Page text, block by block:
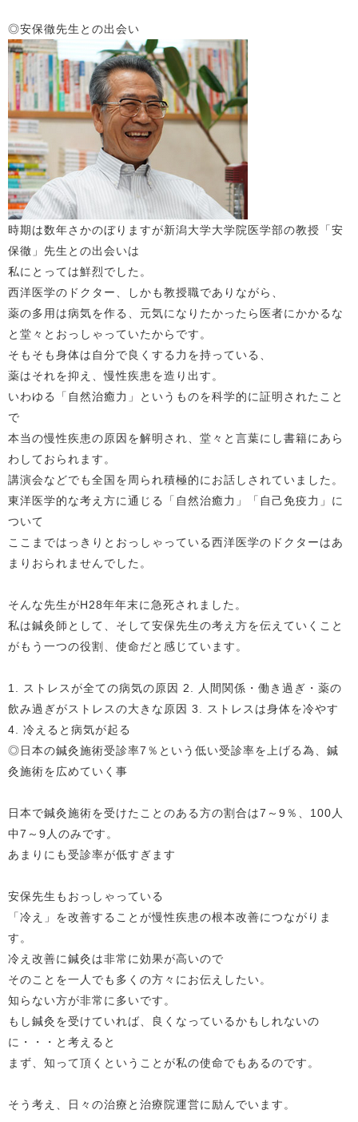
◎安保徹先生との出会い
時期は数年さかのぼりますが新潟大学大学院医学部の教授「安
保徹」先生との出会いは
私にとっては鮮烈でした。
西洋医学のドクター、しかも教授職でありながら、
薬の多用は病気を作る、元気になりたかったら医者にかかるな
と堂々とおっしゃっていたからです。
そもそも身体は自分で良くする力を持っている、
薬はそれを抑え、慢性疾患を造り出す。
いわゆる「自然治癒力」というものを科学的に証明されたこと
で
本当の慢性疾患の原因を解明され、堂々と言葉にし書籍にあら
わしておられます。
講演会などでも全国を周られ積極的にお話しされていました。
東洋医学的な考え方に通じる「自然治癒力」「自己免疫力」に
ついて
ここまではっきりとおっしゃっている西洋医学のドクターはあ
まりおられませんでした。
そんな先生がH28年年末に急死されました。
私は鍼灸師として、そして安保先生の考え方を伝えていくこと
がもう一つの役割、使命だと感じています。
1. ストレスが全ての病気の原因 2. 人間関係・働き過ぎ・薬の
飲み過ぎがストレスの大きな原因 3. ストレスは身体を冷やす
4. 冷えると病気が起る
◎日本の鍼灸施術受診率7％という低い受診率を上げる為、鍼
灸施術を広めていく事
日本で鍼灸施術を受けたことのある方の割合は7～9％、100人
中7～9人のみです。
あまりにも受診率が低すぎます
安保先生もおっしゃっている
「冷え」を改善することが慢性疾患の根本改善につながりま
す。
冷え改善に鍼灸は非常に効果が高いので
そのことを一人でも多くの方々にお伝えしたい。
知らない方が非常に多いです。
もし鍼灸を受けていれば、良くなっているかもしれないの
に・・・と考えると
まず、知って頂くということが私の使命でもあるのです。
そう考え、日々の治療と治療院運営に励んでいます。